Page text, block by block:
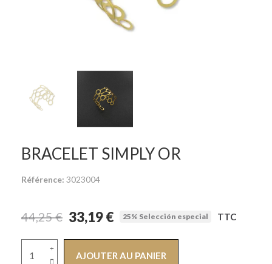
BRACELET SIMPLY OR
Référence 3023004
44,25 € 33,19 € 25% Selección especial TTC
AJOUTER AU PANIER